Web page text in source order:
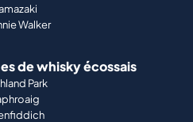
Walker
de whisky écossais
Park